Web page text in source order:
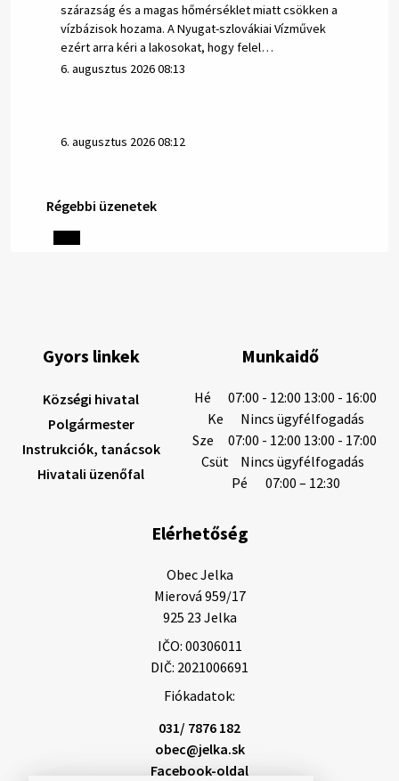
szárazság és a magas hőmérséklet miatt csökken a
vízbázisok hozama. A Nyugat-szlovákiai Vízművek
ezért arra kéri a lakosokat, hogy felel…
6. augusztus 2026 08:13
6. augusztus 2026 08:12
Helyi közlemények: 2026.08.05.
Gyászhirdetés: 2026.08.05. 1/ Tisztelt Lakosság!
Helyi közlemények: 2026.08.03.
Gyászhirdetések: 2026.08.3. 1/ Tisztelt Lakosság!
temetési szertartás 2026. augusz…
3. augusztus 2026 08:44
Gyászhirdetés: 2026.07.31.
Tisztelt Lakosság! Mély fájdalommal tudatjuk
Önökkel, hogy 48 éves korában távozott az élők
sorából Rajcsányi Norbert, (Annus). A temetési
szertartás 2026. augusztus 5-én, szerdán …
Régebbi üzenetek
Gyors linkek
Községi hivatal
Polgármester
Instrukciók, tanácsok
Hivatali üzenőfal
Munkaidő
Hé
07:00 - 12:00 13:00 - 16:00
Ke
Nincs ügyfélfogadás
Sze
07:00 - 12:00 13:00 - 17:00
Csüt
Nincs ügyfélfogadás
Pé
07:00 – 12:30
Elérhetőség
Obec Jelka
Mierová 959/17
925 23 Jelka
IČO: 00306011
DIČ: 2021006691
Fiókadatok:
031/ 7876 182
obec@jelka.sk
Facebook-oldal